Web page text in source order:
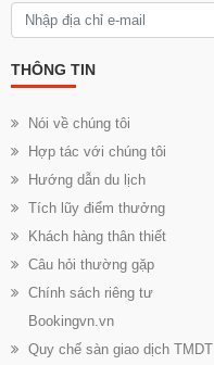
THÔNG TIN
Nói về chúng tôi
Hợp tác với chúng tôi
Hướng dẫn du lịch
Tích lũy điểm thưởng
Khách hàng thân thiết
Câu hỏi thường gặp
Chính sách riêng tư
Bookingvn.vn
Quy chế sàn giao dịch TMDT